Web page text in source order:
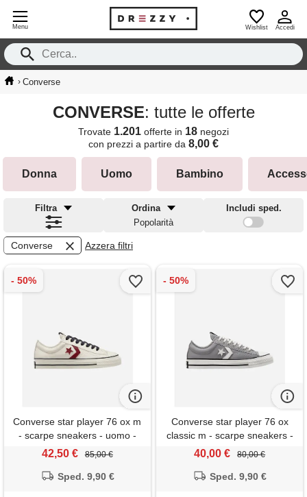
Menu Wishlist Accedi
› Converse
CONVERSE: tutte le offerte
Trovate 1.201 offerte in 18 negozi
con prezzi a partire da 8,00 €
Donna Uomo Bambino
Filtra
Ordina
Popolarità
Includi sped.
Converse Azzera filtri
Converse star player 76 ox m
- scarpe sneakers - uomo -
bianco
42,50 € 85,00 €
Sped. 9,90 €
Converse star player 76 ox
classic m - scarpe sneakers -
uomo - grigio
40,00 € 80,00 €
Sped. 9,90 €